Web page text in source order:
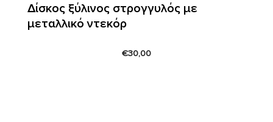
Δίσκος ξύλινος στρογγυλός με
μεταλλικό ντεκόρ
€30,00